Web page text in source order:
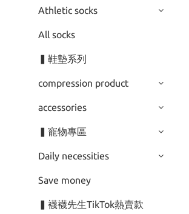
Athletic socks
All socks
▍鞋墊系列
compression product
accessories
▍寵物專區
Daily necessities
Save money
▍襪襪先生TikTok熱賣款